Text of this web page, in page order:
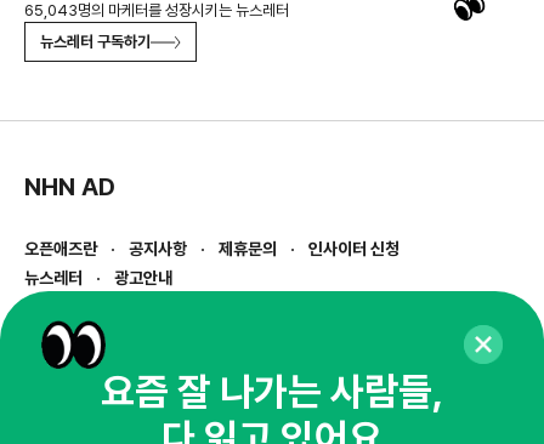
65,043명의 마케터를 성장시키는 뉴스레터
뉴스레터 구독하기
NHN AD
오픈애즈란 공지사항 제휴문의
인사이터 신청
뉴스레터
광고안내
경기도 성남시 분당구 대왕판교로645번길 16
사업자등록번호 : 144-81-27690(
통신판매업신고번호 : 2014-경기성남-1023
호스팅서비스사업자 : 오픈애즈
요즘 잘 나가는 사람들,